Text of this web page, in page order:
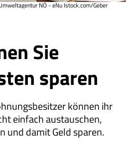
Sie
sparen
können ihr
einfach aus­­tauschen,
und damit Geld sparen.
NÖ - eNu Istock.com/Geber